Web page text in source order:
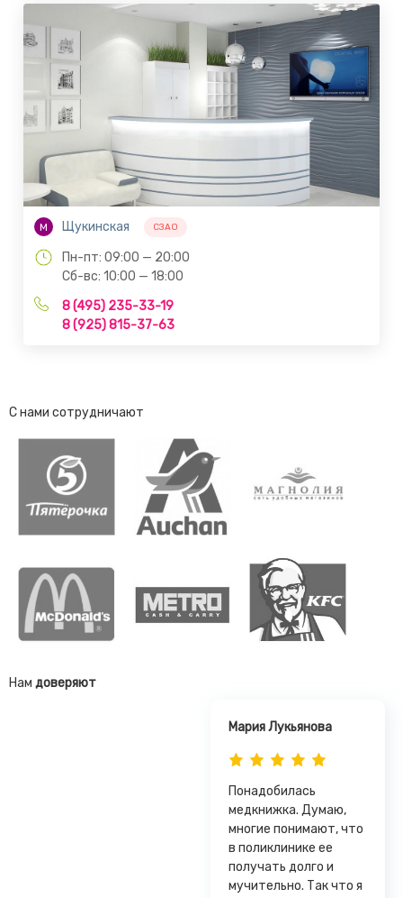
М Щукинская СЗАО
Пн-пт: 09:00 — 20:00
Сб-вс: 10:00 — 18:00
8 (495) 235-33-19
8 (925) 815-37-63
С нами сотрудничают
Нам доверяют
Мария Лукьянова
Понадобилась
медкнижка. Думаю,
многие понимают, что
в поликлинике ее
получать долго и
мучительно. Так что я